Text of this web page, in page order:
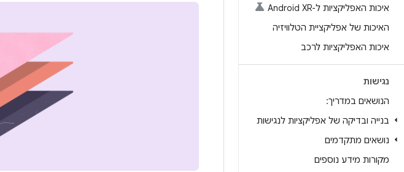
איכות האפליקציות ל-Android XR
האיכות של אפליקציית הטלוויזיה
איכות האפליקציות לרכב
נגישות
הנושאים במדריך:
בנייה ובדיקה של אפליקציות לנגישות
נושאים מתקדמים
מקורות מידע נוספים